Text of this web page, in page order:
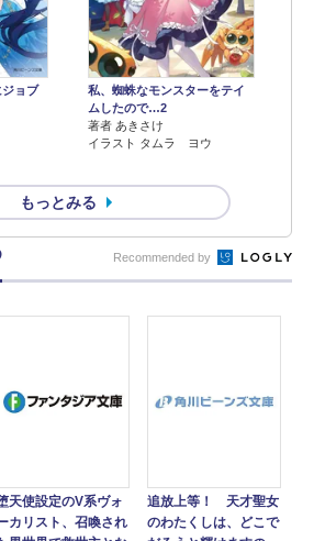
ョブ
私、蜘蛛なモンスターをテイ
ムしたので…2
著者 あきさけ
イラスト タムラ ヨウ
もっとみる
Recommended by
天使設定のV系ヴォ
カリスト、召喚され
追放上等！ 天才聖女
のわたくしは、どこで